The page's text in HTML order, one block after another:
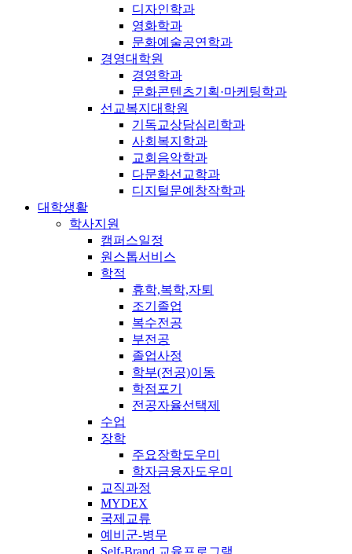
디자인학과
영화학과
문화예술공연학과
경영대학원
경영학과
문화콘텐츠기획·마케팅학과
선교복지대학원
기독교상담심리학과
사회복지학과
교회음악학과
다문화선교학과
디지털문예창작학과
대학생활
학사지원
캠퍼스일정
원스톱서비스
학적
휴학,복학,자퇴
조기졸업
복수전공
부전공
졸업사정
학부(전공)이동
학점포기
전공자율선택제
수업
장학
주요장학도우미
학자금융자도우미
교직과정
MYDEX
국제교류
예비군-병무
Self-Brand 교육프로그램